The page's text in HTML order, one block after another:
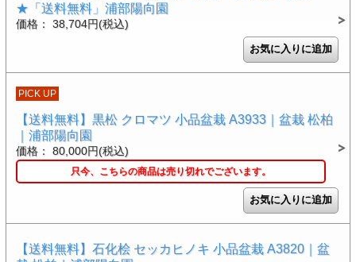
★「送料無料」浦部陽向園
価格： 38,704円(税込)
PICK UP
【送料無料】黒松 クロマツ 小品盆栽 A3933｜盆栽 松柏
｜浦部陽向園
価格： 80,000円(税込)
只今、こちらの商品は売り切れでございます。
【送料無料】石化桧 セッカヒノキ 小品盆栽 A3820｜盆